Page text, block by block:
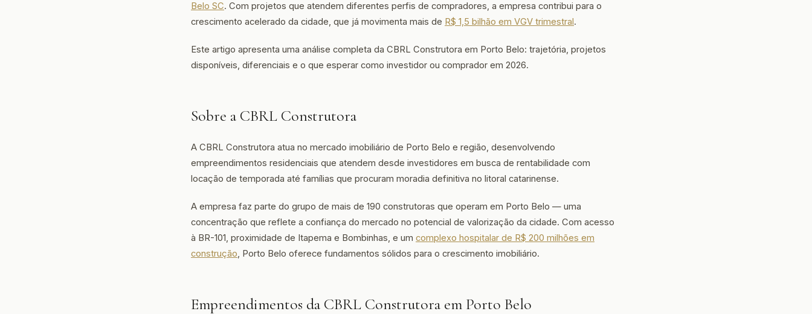
Belo SC. Com projetos que atendem diferentes perfis de compradores, a empresa contribui para o
crescimento acelerado da cidade, que já movimenta mais de R$ 1,5 bilhão em VGV trimestral.
Este artigo apresenta uma análise completa da CBRL Construtora em Porto Belo: trajetória, projetos
disponíveis, diferenciais e o que esperar como investidor ou comprador em 2026.
Sobre a CBRL Construtora
A CBRL Construtora atua no mercado imobiliário de Porto Belo e região, desenvolvendo
empreendimentos residenciais que atendem desde investidores em busca de rentabilidade com
locação de temporada até famílias que procuram moradia definitiva no litoral catarinense.
A empresa faz parte do grupo de mais de 190 construtoras que operam em Porto Belo — uma
concentração que reflete a confiança do mercado no potencial de valorização da cidade. Com acesso
à BR-101, proximidade de Itapema e Bombinhas, e um complexo hospitalar de R$ 200 milhões em
construção, Porto Belo oferece fundamentos sólidos para o crescimento imobiliário.
Empreendimentos da CBRL Construtora em Porto Belo